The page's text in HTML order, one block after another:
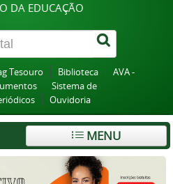
Legislação
Canais
DA EDUCAÇÃO
Tesouro Biblioteca
AVA -
Sistema de
Ouvidoria
MENU